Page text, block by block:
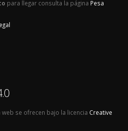
para llegar consulta la página Pesa
se ofrecen bajo la licencia Creative